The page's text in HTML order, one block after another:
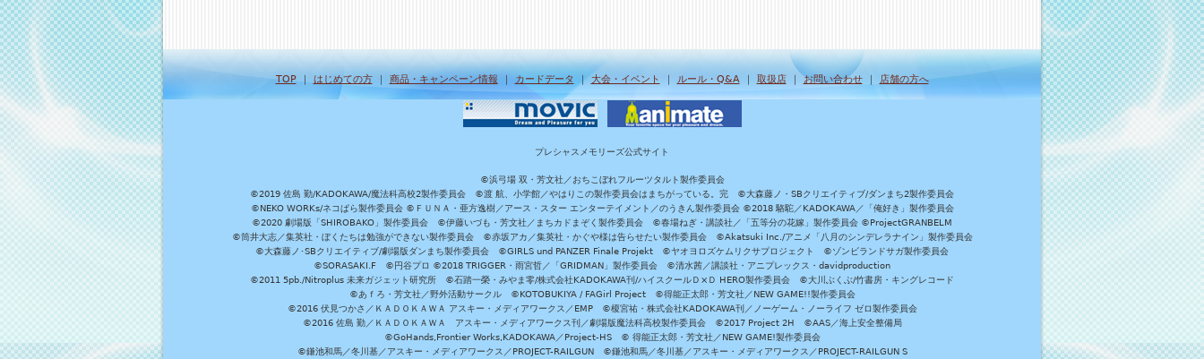
TOP｜ はじめての方｜ 商品・キャンペーン情報 ｜ カードデータ ｜大会・イベント ｜ ルール・Q&A｜ 取扱店｜お問い合わせ｜ 店舗の方へ
プレシャスメモリーズ公式サイト
©浜弓場 双・芳文社／おちこぼれフルーツタルト製作委員会
©2019 佐島 勤/KADOKAWA/魔法科高校2製作委員会 ©渡 航、小学館／やはりこの製作委員会はまちがっている。完 ©大森藤ノ・SBクリエイティブ/ダンまち2製作委員会
©NEKO WORKs/ネコぱら製作委員会 ©ＦＵＮＡ・亜方逸樹／アース・スター エンターテイメント／のうきん製作委員会 ©2018 駱駝／KADOKAWA／「俺好き」製作委員会
©2020 劇場版「SHIROBAKO」製作委員会 ©伊藤いづも・芳文社／まちカドまぞく製作委員会 ©春場ねぎ・講談社／「五等分の花嫁」製作委員会 ©ProjectGRANBELM
©筒井大志／集英社・ぼくたちは勉強ができない製作委員会 ©赤坂アカ／集英社・かぐや様は告らせたい製作委員会 ©Akatsuki Inc./アニメ「八月のシンデレラナイン」製作委員会
©大森藤ノ･SBクリエイティブ/劇場版ダンまち製作委員会 ©GIRLS und PANZER Finale Projekt ©ヤオヨロズケムリクサプロジェクト ©ゾンビランドサガ製作委員会
©SORASAKI.F ©円谷プロ ©2018 TRIGGER・雨宮哲／「GRIDMAN」製作委員会 ©清水茜／講談社・アニプレックス・davidproduction
©2011 5pb./Nitroplus 未来ガジェット研究所 ©石踏一榮・みやま零/株式会社KADOKAWA刊/ハイスクールＤ×Ｄ HERO製作委員会 ©大川ぶくぶ/竹書房・キングレコード
©あｆろ・芳文社／野外活動サークル ©KOTOBUKIYA / FAGirl Project ©得能正太郎・芳文社／NEW GAME!!製作委員会
©2016 伏見つかさ／ＫＡＤＯＫＡＷＡ アスキー・メディアワークス／EMP ©榎宮祐・株式会社KADOKAWA刊／ノーゲーム・ノーライフ ゼロ製作委員会
©2016 佐島 勤／ＫＡＤＯＫＡＷＡ アスキー・メディアワークス刊／劇場版魔法科高校製作委員会 ©2017 Project 2H ©AAS／海上安全整備局
©GoHands,Frontier Works,KADOKAWA／Project-HS © 得能正太郎・芳文社／NEW GAME!製作委員会
©鎌池和馬／冬川基／アスキー・メディアワークス／PROJECT-RAILGUN ©鎌池和馬／冬川基／アスキー・メディアワークス／PROJECT-RAILGUN S